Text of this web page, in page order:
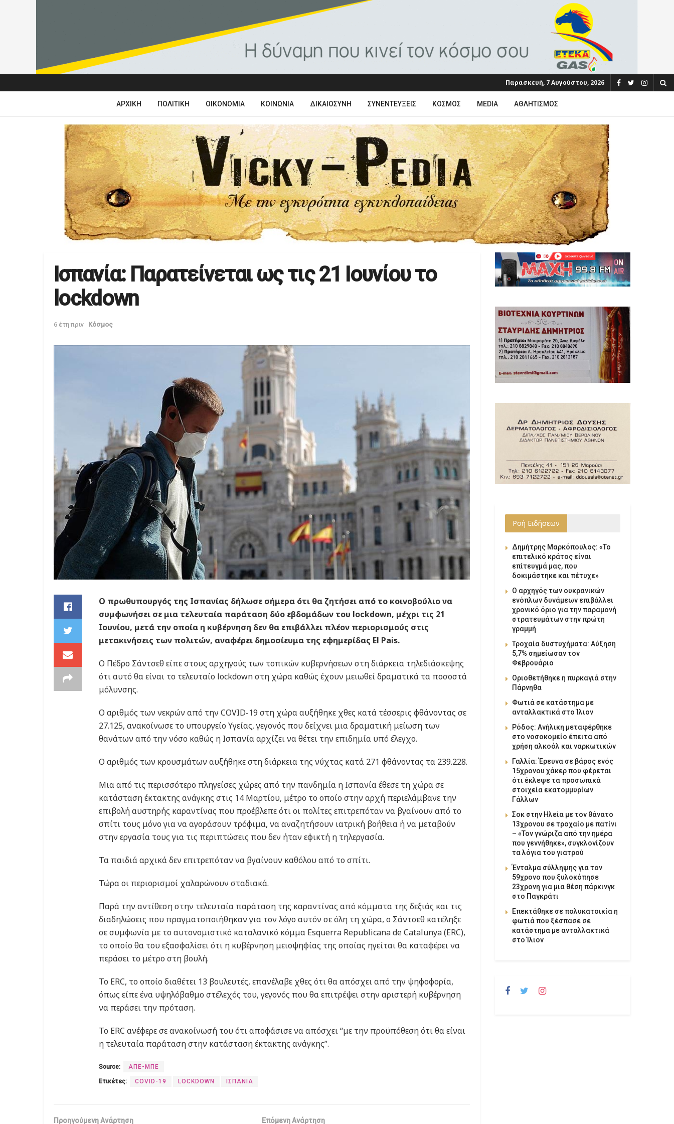
Παρασκευή, 7 Αυγούστου, 2026
ΑΡΧΙΚΉ ΠΟΛΙΤΙΚΉ ΟΙΚΟΝΟΜΊΑ ΚΟΙΝΩΝΊΑ ΔΙΚΑΙΟΣΎΝΗ ΣΥΝΕΝΤΕΎΞΕΙΣ ΚΌΣΜΟΣ MEDIA ΑΘΛΗΤΙΣΜΌΣ
Ισπανία: Παρατείνεται ως τις 21 Ιουνίου το
lockdown
6 έτη πριν Κόσμος
Ο πρωθυπουργός της Ισπανίας δήλωσε σήμερα ότι θα ζητήσει από το κοινοβούλιο να
συμφωνήσει σε μια τελευταία παράταση δύο εβδομάδων του lockdown, μέχρι τις 21
Ιουνίου, μετά την οποία η κυβέρνηση δεν θα επιβάλλει πλέον περιορισμούς στις
μετακινήσεις των πολιτών, αναφέρει δημοσίευμα της εφημερίδας El Pais.
Ο Πέδρο Σάντσεθ είπε στους αρχηγούς των τοπικών κυβερνήσεων στη διάρκεια τηλεδιάσκεψης
ότι αυτό θα είναι το τελευταίο lockdown στη χώρα καθώς έχουν μειωθεί δραματικά τα ποσοστά
μόλυνσης.
Ο αριθμός των νεκρών από την COVID-19 στη χώρα αυξήθηκε χθες κατά τέσσερις φθάνοντας σε
27.125, ανακοίνωσε το υπουργείο Υγείας, γεγονός που δείχνει μια δραματική μείωση των
θανάτων από την νόσο καθώς η Ισπανία αρχίζει να θέτει την επιδημία υπό έλεγχο.
Ο αριθμός των κρουσμάτων αυξήθηκε στη διάρκεια της νύχτας κατά 271 φθάνοντας τα 239.228.
Μια από τις περισσότερο πληγείσες χώρες από την πανδημία η Ισπανία έθεσε τη χώρα σε
κατάσταση έκτακτης ανάγκης στις 14 Μαρτίου, μέτρο το οποίο στην αρχή περιελάμβανε την
επιβολή αυστηρής καραντίνας που προέβλεπε ότι οι πολίτες επιτρεπόταν να βγαίνουν από το
σπίτι τους μόνο για να αγοράσουν τρόφιμα, να αναζητήσουν ιατρική βοήθεια ή να μεταβούν
στην εργασία τους για τις περιπτώσεις που δεν ήταν εφικτή η τηλεργασία.
Τα παιδιά αρχικά δεν επιτρεπόταν να βγαίνουν καθόλου από το σπίτι.
Τώρα οι περιορισμοί χαλαρώνουν σταδιακά.
Παρά την αντίθεση στην τελευταία παράταση της καραντίνας από κόμματα της δεξιάς και τις
διαδηλώσεις που πραγματοποιήθηκαν για τον λόγο αυτόν σε όλη τη χώρα, ο Σάντσεθ κατέληξε
σε συμφωνία με το αυτονομιστικό καταλανικό κόμμα Esquerra Republicana de Catalunya (ERC),
το οποίο θα του εξασφαλίσει ότι η κυβέρνηση μειοψηφίας της οποίας ηγείται θα καταφέρει να
περάσει το μέτρο στη βουλή.
Το ERC, το οποίο διαθέτει 13 βουλευτές, επανέλαβε χθες ότι θα απόσχει από την ψηφοφορία,
όπως είπε ένα υψηλόβαθμο στέλεχός του, γεγονός που θα επιτρέψει στην αριστερή κυβέρνηση
να περάσει την πρόταση.
Το ERC ανέφερε σε ανακοίνωσή του ότι αποφάσισε να απόσχει “με την προϋπόθεση ότι θα είναι
η τελευταία παράταση στην κατάσταση έκτακτης ανάγκης”.
Source: ΑΠΕ-ΜΠΕ
Ετικέτες: COVID-19 LOCKDOWN ΙΣΠΑΝΙΑ
Προηγούμενη Ανάρτηση Επόμενη Ανάρτηση
Ροή Ειδήσεων
Δημήτρης Μαρκόπουλος: «Το
επιτελικό κράτος είναι
επίτευγμά μας, που
δοκιμάστηκε και πέτυχε»
Ο αρχηγός των ουκρανικών
ενόπλων δυνάμεων επιβάλλει
χρονικό όριο για την παραμονή
στρατευμάτων στην πρώτη
γραμμή
Τροχαία δυστυχήματα: Αύξηση
5,7% σημείωσαν τον
Φεβρουάριο
Οριοθετήθηκε η πυρκαγιά στην
Πάρνηθα
Φωτιά σε κατάστημα με
ανταλλακτικά στο Ίλιον
Ρόδος: Ανήλικη μεταφέρθηκε
στο νοσοκομείο έπειτα από
χρήση αλκοόλ και ναρκωτικών
Γαλλία: Έρευνα σε βάρος ενός
15χρονου χάκερ που φέρεται
ότι έκλεψε τα προσωπικά
στοιχεία εκατομμυρίων
Γάλλων
Σοκ στην Ηλεία με τον θάνατο
13χρονου σε τροχαίο με πατίνι
– «Τον γνώριζα από την ημέρα
που γεννήθηκε», συγκλονίζουν
τα λόγια του γιατρού
Ένταλμα σύλληψης για τον
59χρονο που ξυλοκόπησε
23χρονη για μια θέση πάρκινγκ
στο Παγκράτι
Επεκτάθηκε σε πολυκατοικία η
φωτιά που ξέσπασε σε
κατάστημα με ανταλλακτικά
στο Ίλιον